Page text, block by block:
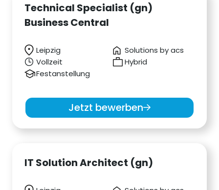
Technical Specialist (gn)
Business Central
Jetzt bewerben
Leipzig
Solutions by acs
Vollzeit
Hybrid
Festanstellung
IT Solution Architect (gn)